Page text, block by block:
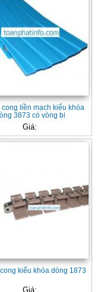
cong liền mạch kiểu khóa
3873 có vòng bi
Giá:
kiểu khóa dòng 1873
Giá: